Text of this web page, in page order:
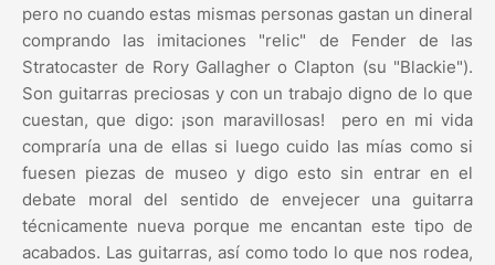
pero no cuando estas mismas personas gastan un dineral
comprando las imitaciones "relic" de Fender de las
Stratocaster de Rory Gallagher o Clapton (su "Blackie").
Son guitarras preciosas y con un trabajo digno de lo que
cuestan, que digo: ¡son maravillosas! pero en mi vida
compraría una de ellas si luego cuido las mías como si
fuesen piezas de museo y digo esto sin entrar en el
debate moral del sentido de envejecer una guitarra
técnicamente nueva porque me encantan este tipo de
acabados. Las guitarras, así como todo lo que nos rodea,